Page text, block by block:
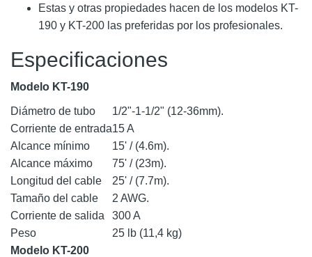
Estas y otras propiedades hacen de los modelos KT-
190 y KT-200 las preferidas por los profesionales.
Especificaciones
Modelo KT-190
Diámetro de tubo
1/2"-1-1/2" (12-36mm).
Corriente de entrada15 A
Alcance mínimo
15' / (4.6m).
Alcance máximo
75' / (23m).
Longitud del cable
25' / (7.7m).
Tamaño del cable
2 AWG.
Corriente de salida
300 A
Peso
25 lb (11,4 kg)
Modelo KT-200